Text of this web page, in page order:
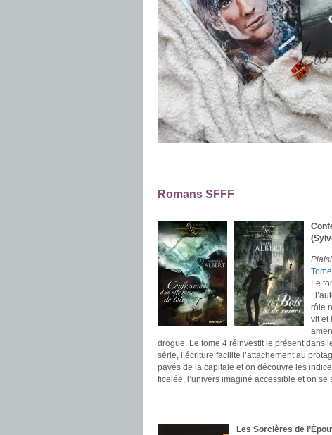
Romans SFFF
Le
:
rôle
vit et
drogue. Le tome 4 réinvestit le présent dans
série, l’écriture facilite l’attachement au
pavés de la capitale et on découvre les
ficelée, l’univers imaginé accessible et on se
Les Sorcières de